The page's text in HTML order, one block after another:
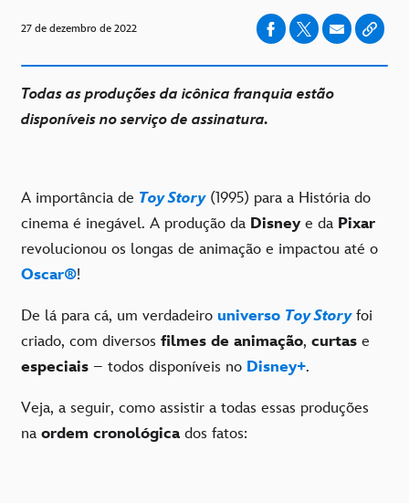
27 de dezembro de 2022
Todas as produções da icônica franquia estão
disponíveis no serviço de assinatura.
A importância de Toy Story(1995) para a História do
cinema é inegável. A produção da Disney e da Pixar
revolucionou os longas de animação e impactou até o
Oscar®!
De lá para cá, um verdadeiro universo Toy Story foi
criado, com diversos filmes de animação, curtas e
especiais – todos disponíveis no Disney+.
Veja, a seguir, como assistir a todas essas produções
na ordem cronológicados fatos: